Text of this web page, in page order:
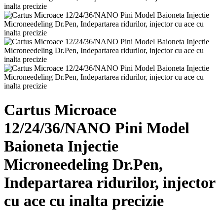
Cartus Microace
12/24/36/NANO Pini Model
Baioneta Injectie
Microneedeling Dr.Pen,
Indepartarea ridurilor, injector
cu ace cu inalta precizie